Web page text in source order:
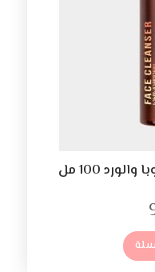
100 مل